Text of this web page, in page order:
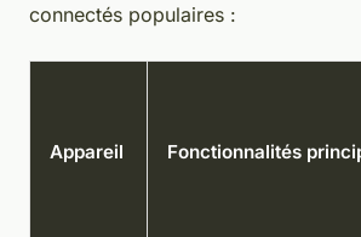
connectés populaires :
Appareil Fonctionnalités